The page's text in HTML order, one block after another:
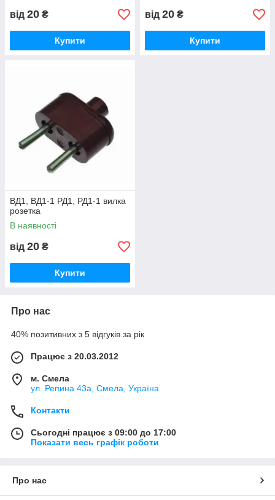
від 20 ₴
Купити
від 20 ₴
Купити
ВД1, ВД1-1 РД1, РД1-1 вилка
розетка
В наявності
від 20 ₴
Купити
Про нас
40% позитивних з 5 відгуків за рік
Працює з 20.03.2012
м. Смела
ул. Репина 43а, Смела, Україна
Контакти
Сьогодні працює з 09:00 до 17:00
Показати весь графік роботи
Про нас